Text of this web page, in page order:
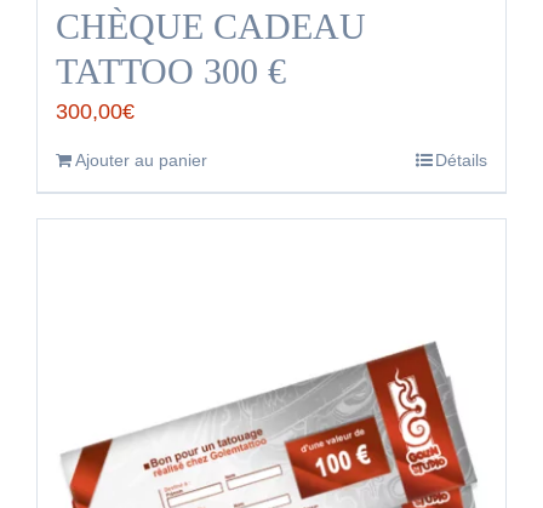
CHÈQUE CADEAU
TATTOO 300 €
300,00€
Ajouter au panier Détails